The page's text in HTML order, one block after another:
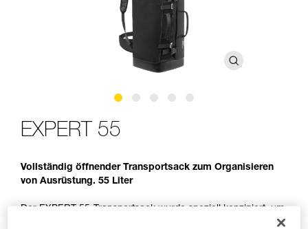
EXPERT 55
Vollständig öffnender Transportsack zum Organisieren
von Ausrüstung. 55 Liter
Der EXPERT 55-Transportsack wurde speziell konzipiert, um